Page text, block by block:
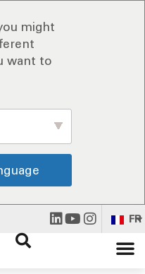
might
want to
FR